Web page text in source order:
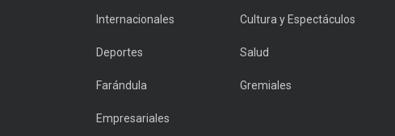
Internacionales Cultura y Espectáculos
Deportes Salud
Farándula Gremiales
Empresariales